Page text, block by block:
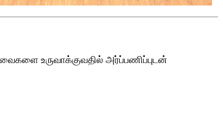
உருவாக்குவதில் அர்ப்பணிப்புடன்